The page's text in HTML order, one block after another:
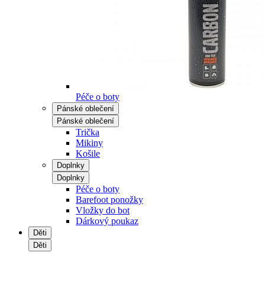
Péče o boty
Pánské oblečení
Pánské oblečení
Trička
Mikiny
Košile
Doplnky
Doplnky
Péče o boty
Barefoot ponožky
Vložky do bot
Dárkový poukaz
Děti
Děti